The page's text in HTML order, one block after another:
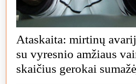
Ataskaita: mirtinų
su vyresnio amžiaus
skaičius gerokai